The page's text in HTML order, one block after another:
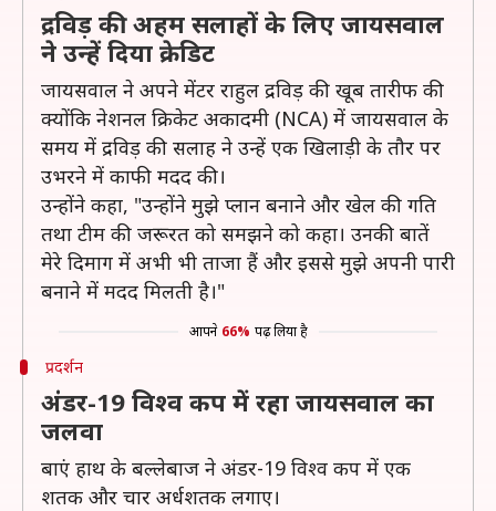
द्रविड़ की अहम सलाहों के लिए जायसवाल
ने उन्हें दिया क्रेडिट
जायसवाल ने अपने मेंटर राहुल द्रविड़ की खूब तारीफ की
क्योंकि नेशनल क्रिकेट अकादमी (NCA) में जायसवाल के
समय में द्रविड़ की सलाह ने उन्हें एक खिलाड़ी के तौर पर
उभरने में काफी मदद की।
उन्होंने कहा, "उन्होंने मुझे प्लान बनाने और खेल की गति
तथा टीम की जरूरत को समझने को कहा। उनकी बातें
मेरे दिमाग में अभी भी ताजा हैं और इससे मुझे अपनी पारी
बनाने में मदद मिलती है।"
आपने 66% पढ़ लिया है
प्रदर्शन
अंडर-19 विश्व कप में रहा जायसवाल का
जलवा
बाएं हाथ के बल्लेबाज ने अंडर-19 विश्व कप में एक
शतक और चार अर्धशतक लगाए।